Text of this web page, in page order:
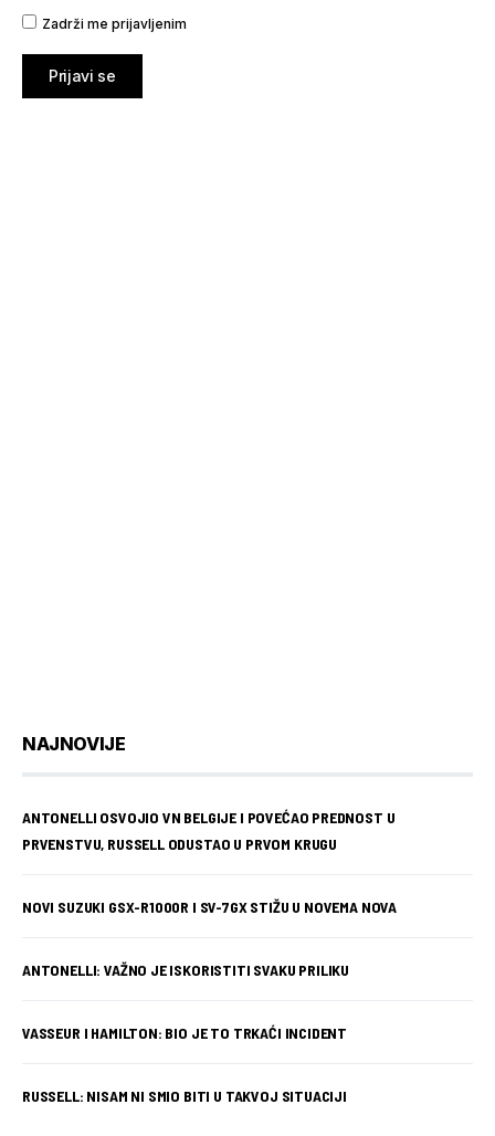
Zadrži me prijavljenim
Prijavi se
NAJNOVIJE
ANTONELLI OSVOJIO VN BELGIJE I POVEĆAO PREDNOST U
PRVENSTVU, RUSSELL ODUSTAO U PRVOM KRUGU
NOVI SUZUKI GSX-R1000R I SV-7GX STIŽU U NOVEMA NOVA
ANTONELLI: VAŽNO JE ISKORISTITI SVAKU PRILIKU
VASSEUR I HAMILTON: BIO JE TO TRKAĆI INCIDENT
RUSSELL: NISAM NI SMIO BITI U TAKVOJ SITUACIJI